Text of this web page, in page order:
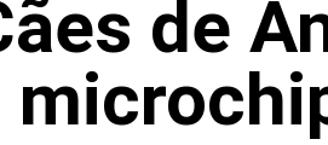
de